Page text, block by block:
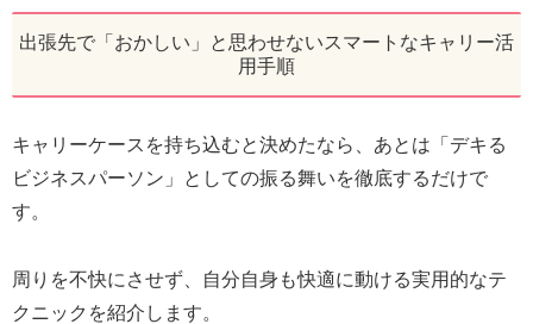
出張先で「おかしい」と思わせないスマートなキャリー活
用手順
キャリーケースを持ち込むと決めたなら、あとは「デキる
ビジネスパーソン」としての振る舞いを徹底するだけで
す。
周りを不快にさせず、自分自身も快適に動ける実用的なテ
クニックを紹介します。